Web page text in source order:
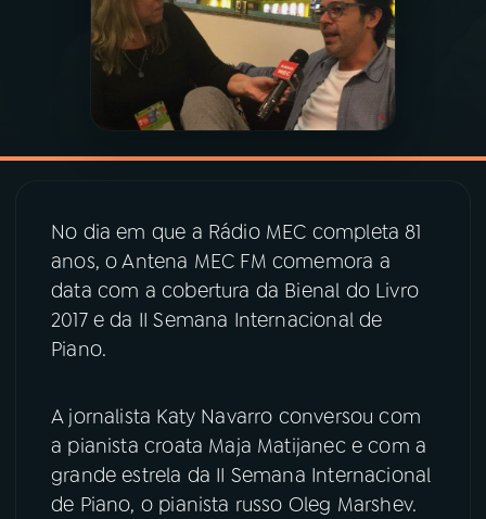
PODCASTS
VIDEOCASTS
08PRÊMIO RÁDIO MEC
ACOMPANHE A RÁDIO MEC
Instagram X
TikTok
No dia em que a Rádio MEC completa 81
anos, o Antena MEC FM comemora a
data com a cobertura da Bienal do Livro
2017 e da II Semana Internacional de
Piano.
A jornalista Katy Navarro conversou com
a pianista croata Maja Matijanec e com a
grande estrela da II Semana Internacional
de Piano, o pianista russo Oleg Marshev.